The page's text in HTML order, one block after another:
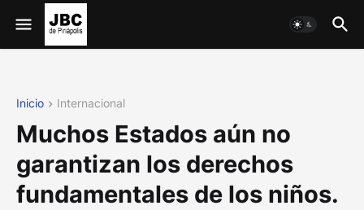
Inicio Internacional
Muchos Estados aún no
garantizan los derechos
fundamentales de los niños.